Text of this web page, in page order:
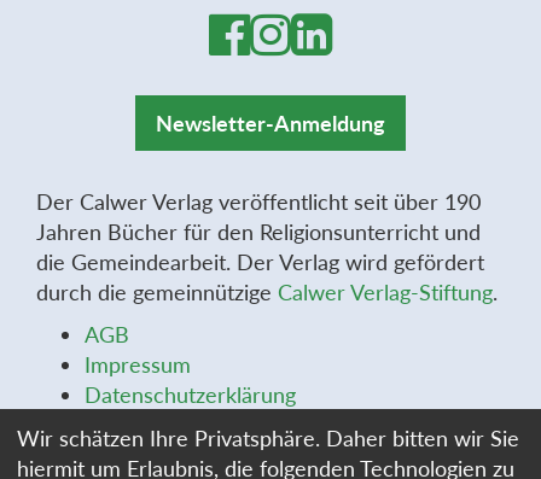
Newsletter-Anmeldung
Der Calwer Verlag veröffentlicht seit über 190
Jahren Bücher für den Religionsunterricht und
die Gemeindearbeit. Der Verlag wird gefördert
durch die gemeinnützige Calwer Verlag-Stiftung.
AGB
Impressum
Datenschutzerklärung
Widerrufsbelehrung
Widerrufsformular
Wir schätzen Ihre Privatsphäre. Daher bitten wir Sie
hiermit um Erlaubnis, die folgenden Technologien zu